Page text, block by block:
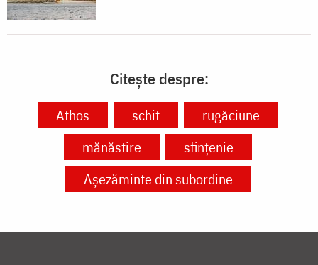
Citește despre:
Athos schit
rugăciune
mănăstire
sfințenie
Așezăminte din subordine